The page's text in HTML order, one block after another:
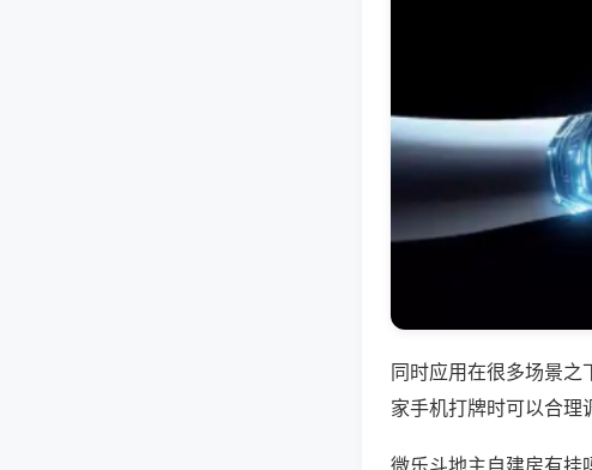
同时应用在很多场景之
家手机打牌时可以合理
微乐斗地主自建房有挂